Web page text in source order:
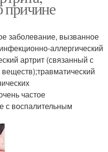
заболевание, вызванное
аллергический
артрит (связанный с
частое
с воспалительным